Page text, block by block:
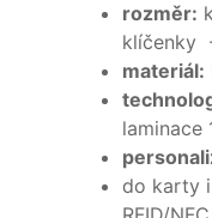
rozměr:
klíčenky
materiál:
laminace
do karty